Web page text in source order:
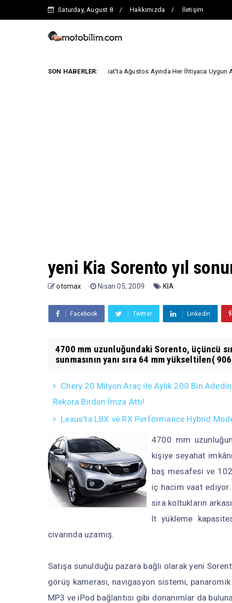
Saturday, August 8 Hakkımızda İletişim
SON HABERLER:
KAMPANYALARI Fiat'ta Ağustos Ayında Her İhtiyaca Uygun Avantaj!
yeni Kia Sorento yıl
otomax Nisan 05, 2009 KİA
Facebook Twitter Linkedin
4700 mm uzunluğundaki Sorento, üçüncü
sunmasının yanı sıra 64 mm yükseltilen(
Chery 20 Milyon Araç ile Aylık 200 Bin
Rekora Birden İmza Attı!
Lexus’ta LBX ve RX Performance Hybrid
4700 mm
kişiye seyahat
baş mesafesi ve
iç hacim vaat
sıra koltukların
lt yükleme
civarında uzamış.
Satışa sunulduğu pazara bağlı olarak yeni
görüş kamerası, navigasyon sistemi,
MP3 ve iPod bağlantısı gibi donanımlar da